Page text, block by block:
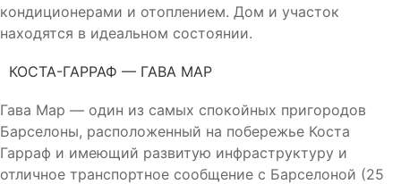
кондиционерами и отоплением. Дом и участок
находятся в идеальном состоянии.
КОСТА-ГАРРАФ — ГАВА МАР
Гава Мар — один из самых спокойных пригородов
Барселоны, расположенный на побережье Коста
Гарраф и имеющий развитую инфраструктуру и
отличное транспортное сообщение с Барселоной (25